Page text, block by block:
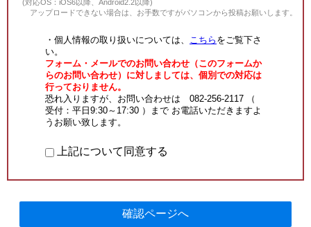
(対応OS：iOS6以降、Android2.2以降)
アップロードできない場合は、お手数ですがパソコンから投稿お願いします。
・個人情報の取り扱いについては、 こちら をご覧下さ
い。
フォーム・メールでのお問い合わせ（このフォームか
らのお問い合わせ）に対しましては、個別での対応は
行っておりません。
恐れ入りますが、お問い合わせは 082-256-2117 （
受付：平日9:30～17:30 ）まで お電話いただきますよ
うお願い致します。
上記について同意する
確認ページへ